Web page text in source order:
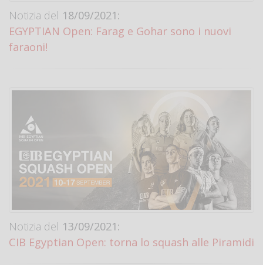
Notizia del 18/09/2021:
EGYPTIAN Open: Farag e Gohar sono i nuovi
faraoni!
Notizia del 13/09/2021:
CIB Egyptian Open: torna lo squash alle Piramidi